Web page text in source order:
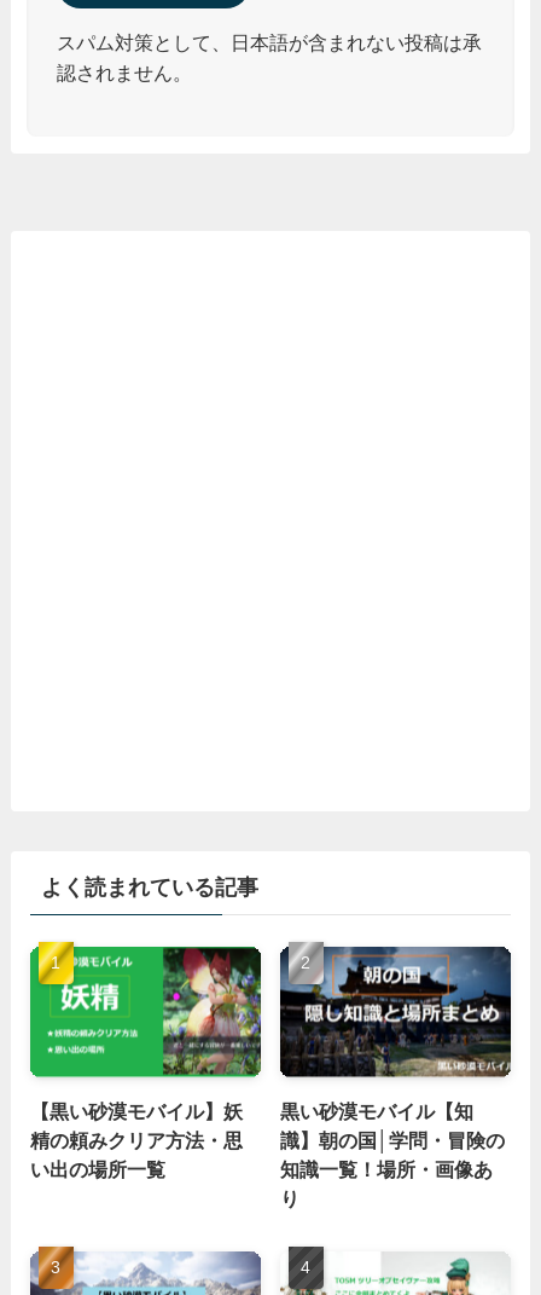
スパム対策として、日本語が含まれない投稿は承
認されません。
よく読まれている記事
【黒い砂漠モバイル】妖
精の頼みクリア方法・思
い出の場所一覧
黒い砂漠モバイル【知
識】朝の国│学問・冒険の
知識一覧！場所・画像あ
り